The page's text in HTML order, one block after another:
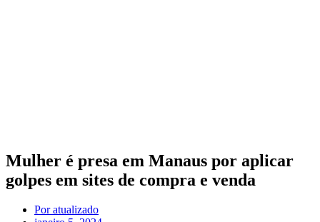
Mulher é presa em Manaus por aplicar
golpes em sites de compra e venda
Poratualizado